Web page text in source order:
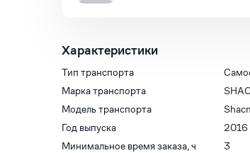
Характеристики
Тип транспорта
Марка транспорта
Модель транспорта
Год выпуска
2016
Минимальное время заказа, ч
3